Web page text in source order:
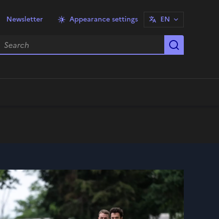
Newsletter Appearance settings EN